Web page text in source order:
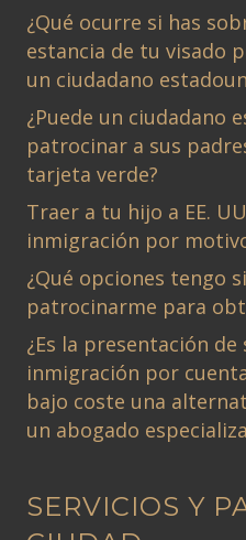
¿Qué ocurre si has
estancia de tu visado
un ciudadano
¿Puede un ciudadano
patrocinar a sus
tarjeta verde?
Traer a tu hijo a EE.
inmigración por
¿Qué opciones tengo
patrocinarme para
¿Es la presentación
inmigración por
bajo coste una
un abogado
SERVICIOS Y